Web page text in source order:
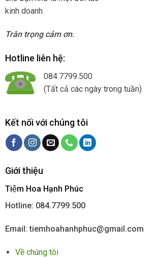
kinh doanh.
Trân trọng cảm ơn.
Hotline liên hệ:
084.7799.500
(Tất cả các ngày trong tuần)
Kết nối với chúng tôi
Giới thiệu
Tiệm Hoa Hạnh Phúc
Hotline: 084.7799.500
Email: tiemhoahanhphuc@gmail.com
Về chúng tôi